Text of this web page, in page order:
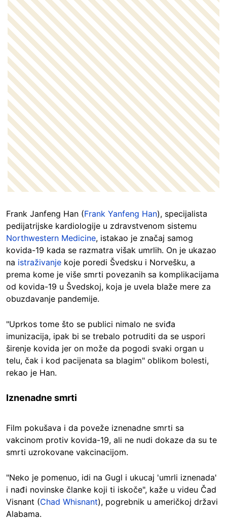
Frank Janfeng Han (Frank Yanfeng Han), specijalista
pedijatrijske kardiologije u zdravstvenom sistemu
Northwestern Medicine, istakao je značaj samog
kovida-19 kada se razmatra višak umrlih. On je ukazao
na istraživanje koje poredi Švedsku i Norvešku, a
prema kome je više smrti povezanih sa komplikacijama
od kovida-19 u Švedskoj, koja je uvela blaže mere za
obuzdavanje pandemije.
"Uprkos tome što se publici nimalo ne sviđa
imunizacija, ipak bi se trebalo potruditi da se uspori
širenje kovida jer on može da pogodi svaki organ u
telu, čak i kod pacijenata sa blagim" oblikom bolesti,
rekao je Han.
Iznenadne smrti
Film pokušava i da poveže iznenadne smrti sa
vakcinom protiv kovida-19, ali ne nudi dokaze da su te
smrti uzrokovane vakcinacijom.
"Neko je pomenuo, idi na Gugl i ukucaj 'umrli iznenada'
i nađi novinske članke koji ti iskoče", kaže u videu Čad
Visnant (Chad Whisnant), pogrebnik u američkoj državi
Alabama.